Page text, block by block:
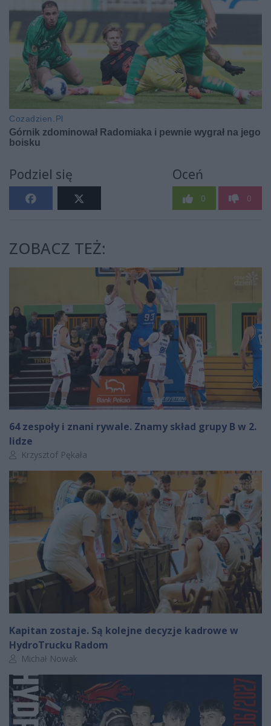
Podziel się Oceń
0 0
ZOBACZ TEŻ:
64 zespoły i znani rywale. Znamy skład grupy B w 2.
lidze
Autor artykułu:
Krzysztof Pękała
Kapitan zostaje. Są kolejne decyzje kadrowe w
HydroTrucku Radom
Autor artykułu:
Michał Nowak